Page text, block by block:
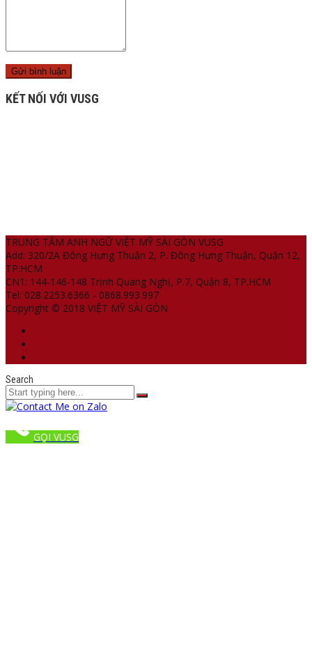
KẾT NỐI VỚI VUSG
TRUNG TÂM ANH NGỮ VIỆT MỸ SÀI GÒN VUSG
Add: 320/2A Đông Hưng Thuận 2, P. Đông Hưng Thuận, Quận 12,
TP.HCM
CN1: 144-146-148 Trịnh Quang Nghị, P.7, Quận 8, TP.HCM
Tel: 028.2253.6366 - 0868.993.997
Copyright © 2018 VIỆT MỸ SÀI GÒN
Search
GỌI VUSG